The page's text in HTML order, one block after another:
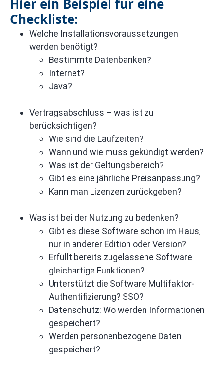
Hier ein Beispiel für eine
Checkliste:
Welche Installationsvoraussetzungen
werden benötigt?
Bestimmte Datenbanken?
Internet?
Java?
Vertragsabschluss – was ist zu
berücksichtigen?
Wie sind die Laufzeiten?
Wann und wie muss gekündigt werden?
Was ist der Geltungsbereich?
Gibt es eine jährliche Preisanpassung?
Kann man Lizenzen zurückgeben?
Was ist bei der Nutzung zu bedenken?
Gibt es diese Software schon im Haus,
nur in anderer Edition oder Version?
Erfüllt bereits zugelassene Software
gleichartige Funktionen?
Unterstützt die Software Multifaktor-
Authentifizierung? SSO?
Datenschutz: Wo werden Informationen
gespeichert?
Werden personenbezogene Daten
gespeichert?